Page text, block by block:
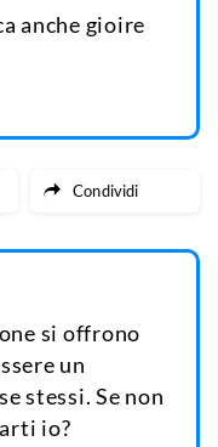
anche gioire
Condividi
si offrono
un
stessi. Se non
io?